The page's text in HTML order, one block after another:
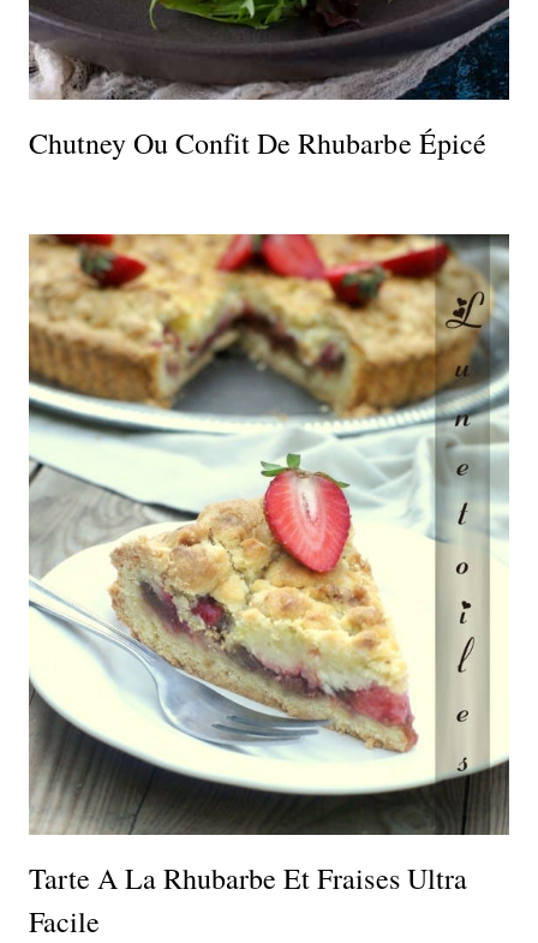
Chutney Ou Confit De Rhubarbe Épicé
Tarte A La Rhubarbe Et Fraises Ultra
Facile